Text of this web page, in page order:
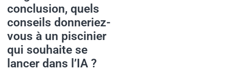
conclusion, quels
conseils donneriez-
vous à un piscinier
qui souhaite se
lancer dans l’IA ?